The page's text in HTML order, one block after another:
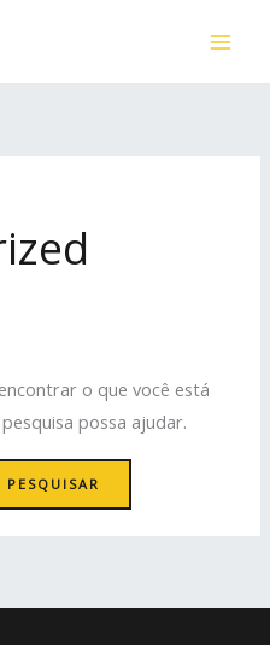
o que você está
possa ajudar.